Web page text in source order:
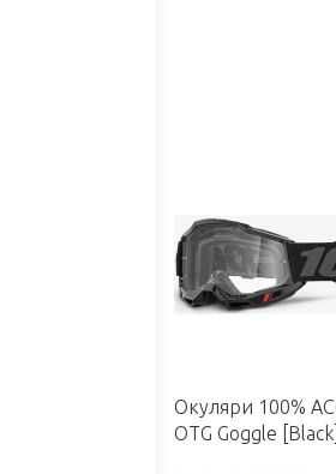
Окуляри 100%
OTG Goggle [Black]